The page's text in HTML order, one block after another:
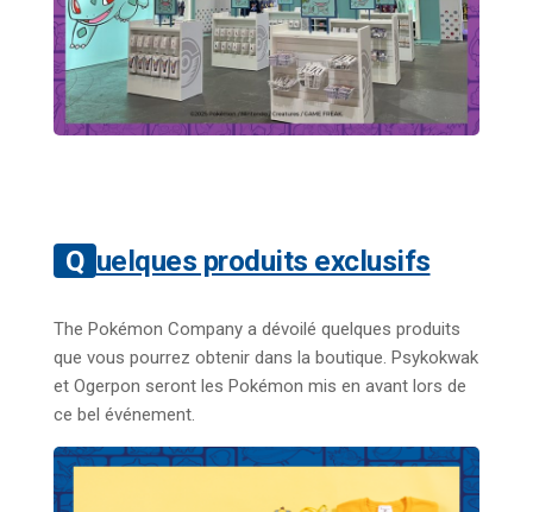
Quelques produits exclusifs
The Pokémon Company a dévoilé quelques produits
que vous pourrez obtenir dans la boutique. Psykokwak
et Ogerpon seront les Pokémon mis en avant lors de
ce bel événement.